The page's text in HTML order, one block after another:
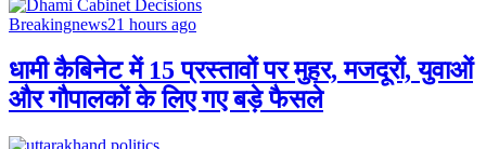
Breakingnews21 hours ago
धामी कैबिनेट में 15 प्रस्तावों पर मुहर, मजदूरों, युवाओं
और गौपालकों के लिए गए बड़े फैसले